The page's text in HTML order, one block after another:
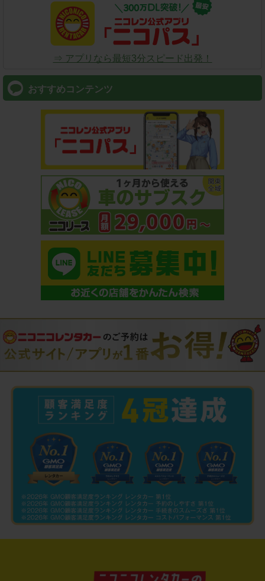
⇒ アプリなら最短3分スピード出発！
おすすめコンテンツ